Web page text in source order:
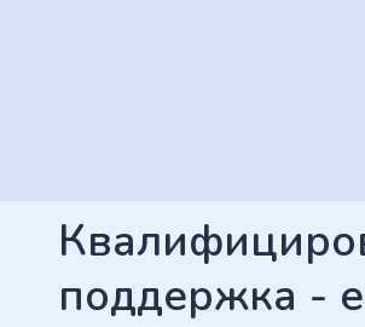
поддержка -